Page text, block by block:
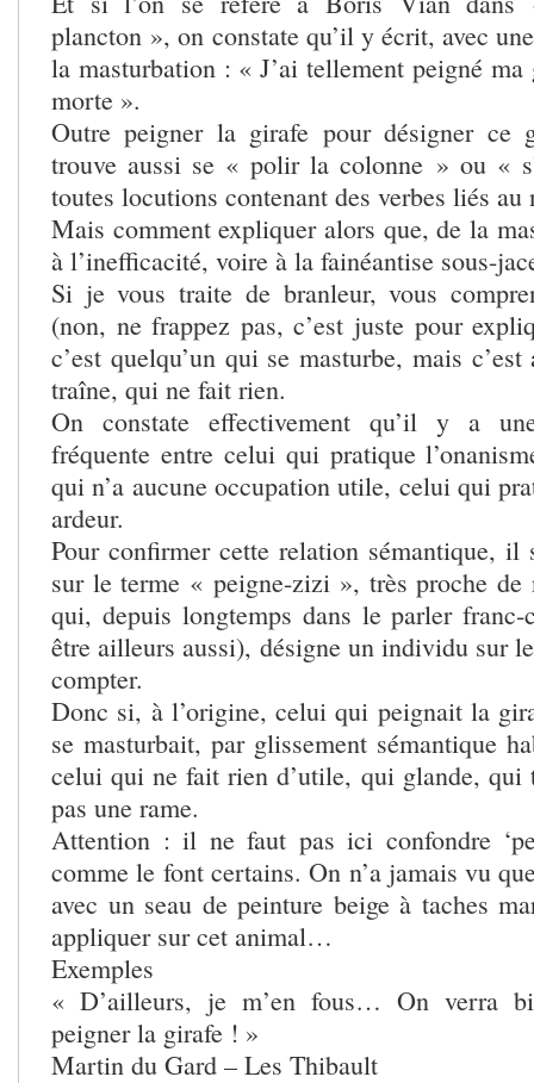
plancton », on constate qu’il y écrit, avec
la masturbation : « J’ai tellement peigné ma
morte ».
Outre peigner la girafe pour désigner ce
trouve aussi se « polir la colonne » ou «
toutes locutions contenant des verbes liés au
Mais comment expliquer alors que, de la
à l’inefficacité, voire à la fainéantise sous-
Si je vous traite de branleur, vous
(non, ne frappez pas, c’est juste pour
c’est quelqu’un qui se masturbe, mais
traîne, qui ne fait rien.
On constate effectivement qu’il y a
fréquente entre celui qui pratique
qui n’a aucune occupation utile, celui qui
ardeur.
Pour confirmer cette relation sémantique, il
sur le terme « peigne-zizi », très proche de
qui, depuis longtemps dans le parler
être ailleurs aussi), désigne un individu sur
compter.
Donc si, à l’origine, celui qui peignait la
se masturbait, par glissement sémantique
celui qui ne fait rien d’utile, qui glande, qui
pas une rame.
Attention : il ne faut pas ici confondre
comme le font certains. On n’a jamais vu
avec un seau de peinture beige à taches
appliquer sur cet animal…
Exemples
« D’ailleurs, je m’en fous… On verra
peigner la girafe ! »
Martin du Gard – Les Thibault